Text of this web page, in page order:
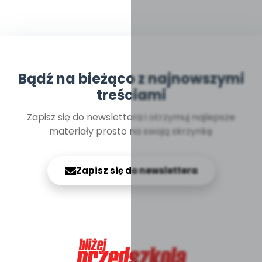
Bądź na bieżąco z najnowszymi
treściami
Zapisz się do newslettera i otrzymuj najlepsze
materiały prosto na swoją skrzynkę
Zapisz się do newslettera